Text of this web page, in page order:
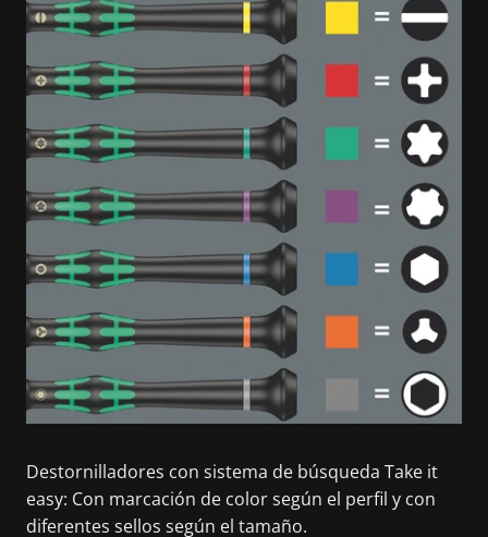
Destornilladores con sistema de búsqueda Take it
easy: Con marcación de color según el perfil y con
diferentes sellos según el tamaño.